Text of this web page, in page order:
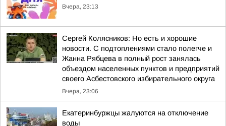
Вчера, 23:13
Сергей Колясников: Но есть и хорошие
новости. С подтоплениями стало полегче и
Жанна Рябцева в полный рост занялась
объездом населенных пунктов и предприятий
своего Асбестовского избирательного округа
Вчера, 23:06
Екатеринбуржцы жалуются на отключение
воды